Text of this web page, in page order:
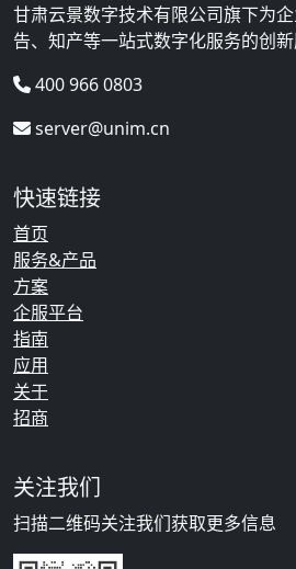
甘肃云景数字技术有限公司旗下为
告、知产等一站式数字化服务的创新
400 966 0803
server@unim.cn
快速链接
首页
服务&产品
方案
企服平台
指南
应用
关于
招商
关注我们
扫描二维码关注我们获取更多信息